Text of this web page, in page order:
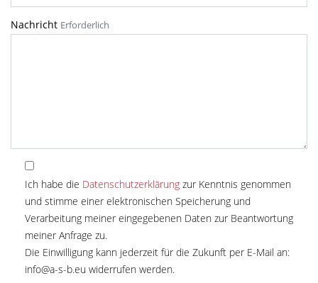
Nachricht Erforderlich
Ich habe die Datenschutzerklärung zur Kenntnis genommen
und stimme einer elektronischen Speicherung und
Verarbeitung meiner eingegebenen Daten zur Beantwortung
meiner Anfrage zu.
Die Einwilligung kann jederzeit für die Zukunft per E-Mail an:
info@a-s-b.eu widerrufen werden.